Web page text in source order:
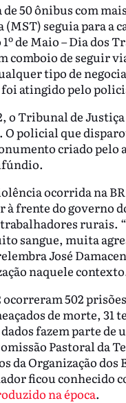
de 50 ônibus com
(MST) seguia para
de Maio – Dia dos
comboio de seguir
tipo de
atingido pelo
o Tribunal de
O policial que
criado
ocorrida na
à frente do governo
rurais.
sangue, muita
José
naquele
ocorreram 502
de morte, 31
dados fazem parte
Pastoral da
da Organização dos
ficou conhecido
na época.